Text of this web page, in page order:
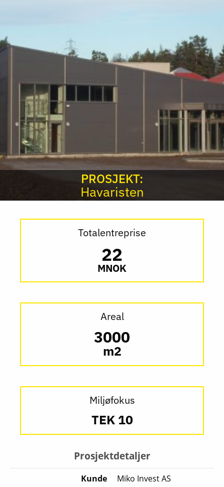
PROSJEKT:
Havaristen
Totalentreprise
22
MNOK
Areal
3000
m2
Miljøfokus
TEK 10
Prosjektdetaljer
Kunde Miko Invest AS